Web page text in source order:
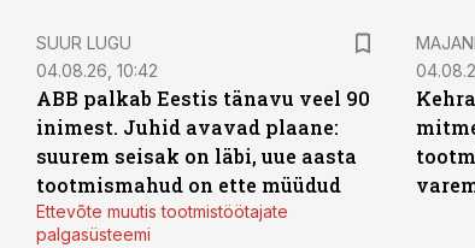
SUUR LUGU
04.08.26, 10:42
ABB palkab Eestis tänavu veel 90
inimest. Juhid avavad plaane:
suurem seisak on läbi, uue aasta
tootmismahud on ette müüdud
Ettevõte muutis tootmistöötajate
palgasüsteemi